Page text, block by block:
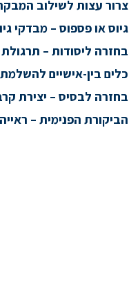
צרור עצות לשילוב
גיוס או פספוס – מבדקי
בחזרה ליסודות –
כלים בין-אישיים
בחזרה לבסיס – יצירת
הביקורת הפנימית –